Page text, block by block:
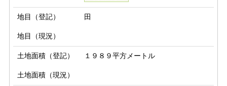
地目（登記） 田
地目（現況）
土地面積（登記） １９８９平方メートル
土地面積（現況）